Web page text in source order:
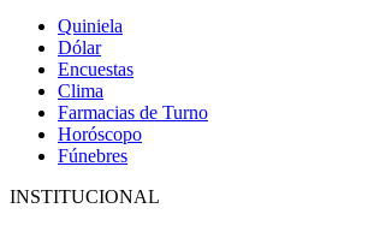
Quiniela
Dólar
Encuestas
Clima
Farmacias de Turno
Horóscopo
Fúnebres
INSTITUCIONAL